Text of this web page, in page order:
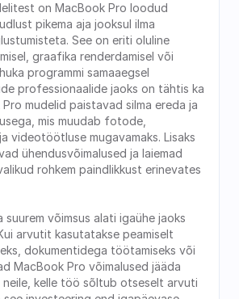
on MacBook Pro loodud
pikema aja jooksul ilma
See on eriti oluline
graafika renderdamisel või
programmi samaaegsel
professionaalide jaoks on tähtis ka
mudelid paistavad silma ereda ja
mis muudab fotode,
videotöötluse mugavamaks. Lisaks
ühendusvõimalused ja laiemad
rohkem paindlikkust erinevates
suurem võimsus alati igaühe jaoks
arvutit kasutatakse peamiselt
dokumentidega töötamiseks või
MacBook Pro võimalused jääda
neile, kelle töö sõltub otseselt arvuti